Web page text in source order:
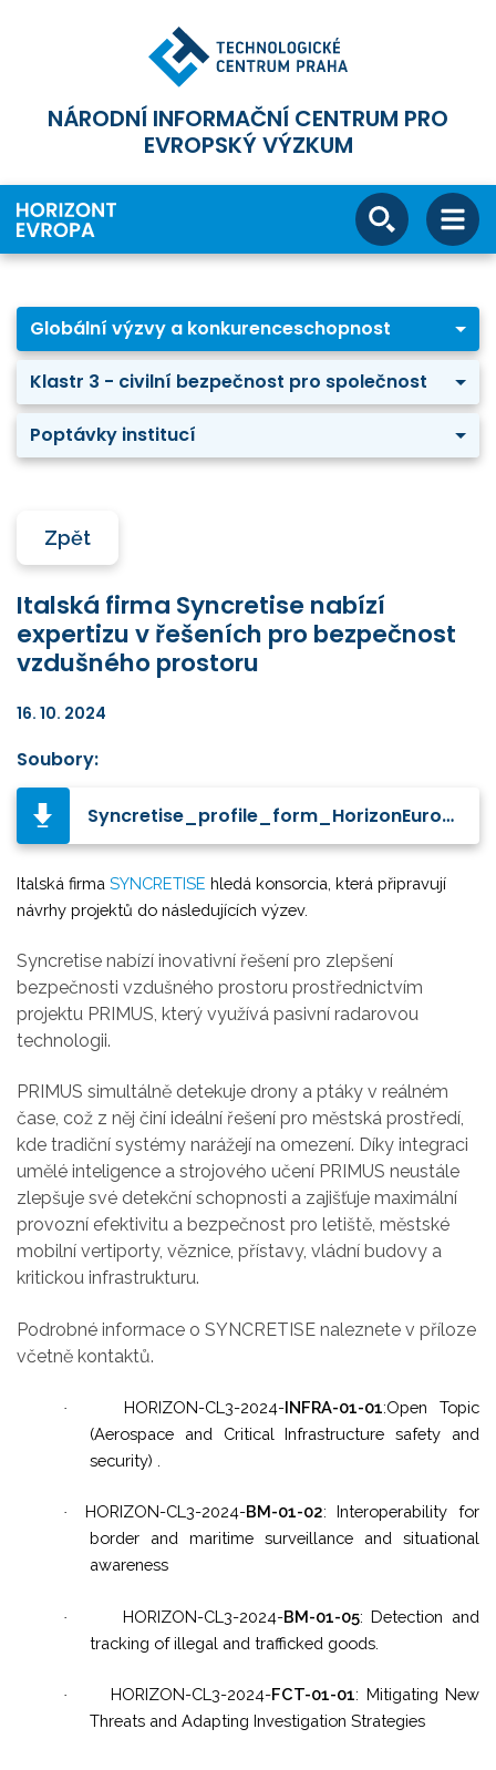
NÁRODNÍ INFORMAČNÍ CENTRUM PRO
EVROPSKÝ VÝZKUM
Globální výzvy a konkurenceschopnost
Klastr 3 - civilní bezpečnost pro společnost
Poptávky institucí
Zpět
Italská firma Syncretise nabízí
expertizu v řešeních pro bezpečnost
vzdušného prostoru
16. 10. 2024
Soubory:
Syncretise_profile_form_HorizonEurope.pdf
Italská firma SYNCRETISE hledá konsorcia, která připravují
návrhy projektů do následujících výzev.
Syncretise nabízí inovativní řešení pro zlepšení
bezpečnosti vzdušného prostoru prostřednictvím
projektu PRIMUS, který využívá pasivní radarovou
technologii.
PRIMUS simultálně detekuje drony a ptáky v reálném
čase, což z něj činí ideální řešení pro městská prostředí,
kde tradiční systémy narážejí na omezení. Díky integraci
umělé inteligence a strojového učení PRIMUS neustále
zlepšuje své detekční schopnosti a zajišťuje maximální
provozní efektivitu a bezpečnost pro letiště, městské
mobilní vertiporty, věznice, přístavy, vládní budovy a
kritickou infrastrukturu.
Podrobné informace o SYNCRETISE naleznete v příloze
včetně kontaktů.
· HORIZON-CL3-2024-INFRA-01-01:Open Topic
(Aerospace and Critical Infrastructure safety and
security) .
· HORIZON-CL3-2024-BM-01-02: Interoperability for
border and maritime surveillance and situational
awareness
· HORIZON-CL3-2024-BM-01-05: Detection and
tracking of illegal and trafficked goods.
· HORIZON-CL3-2024-FCT-01-01: Mitigating New
Threats and Adapting Investigation Strategies